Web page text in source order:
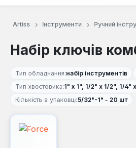
Artiss Інструменти Ручний
Набір ключів
Тип обладнання:набір інструментів
Тип хвостовика:1" х 1", 1/2" х 1/2", 1/
Кількість в упаковці:5/32"-1" - 20 шт